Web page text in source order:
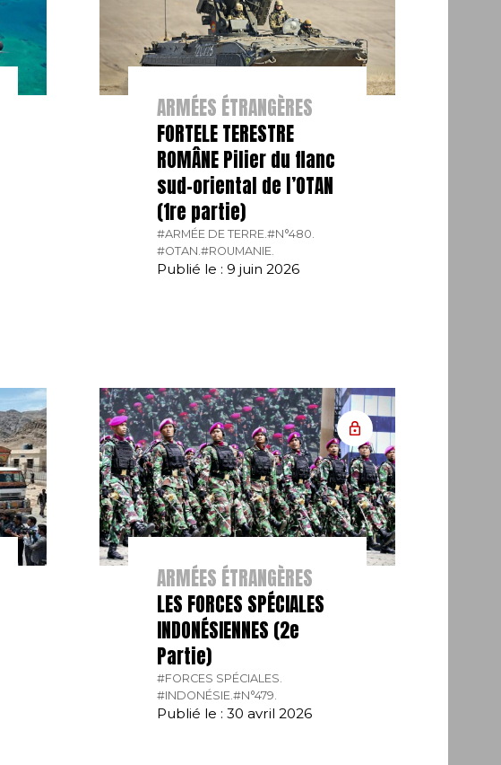
ARMÉES ÉTRANGÈRES
FORTELE TERESTRE
ROMÂNE Pilier du flanc
sud-oriental de l’OTAN
(1re partie)
#ARMÉE DE TERRE.#N°480.
#OTAN.#ROUMANIE.
Publié le : 9 juin 2026
ARMÉES ÉTRANGÈRES
LES FORCES SPÉCIALES
INDONÉSIENNES (2e
Partie)
#FORCES SPÉCIALES.
#INDONÉSIE.#N°479.
Publié le : 30 avril 2026